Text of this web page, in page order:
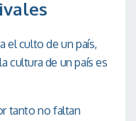
el culto de un país,
cultura de un país es
tanto no faltan